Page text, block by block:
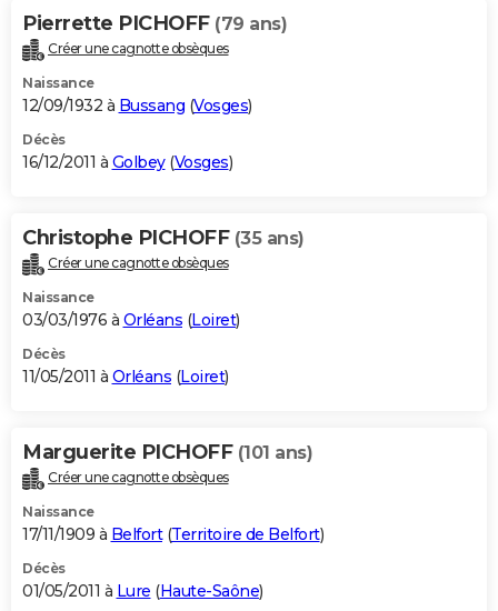
Pierrette PICHOFF (79 ans)
Créer une cagnotte obsèques
Naissance
12/09/1932 à Bussang (Vosges)
Décès
16/12/2011 à Golbey(Vosges)
Christophe PICHOFF (35 ans)
Créer une cagnotte obsèques
Naissance
03/03/1976 à Orléans (Loiret)
Décès
11/05/2011 à Orléans (Loiret)
Marguerite PICHOFF (101 ans)
Créer une cagnotte obsèques
Naissance
17/11/1909 à Belfort(Territoire de Belfort)
Décès
01/05/2011 à Lure (Haute-Saône)